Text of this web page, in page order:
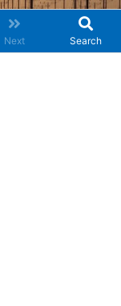
Next Search